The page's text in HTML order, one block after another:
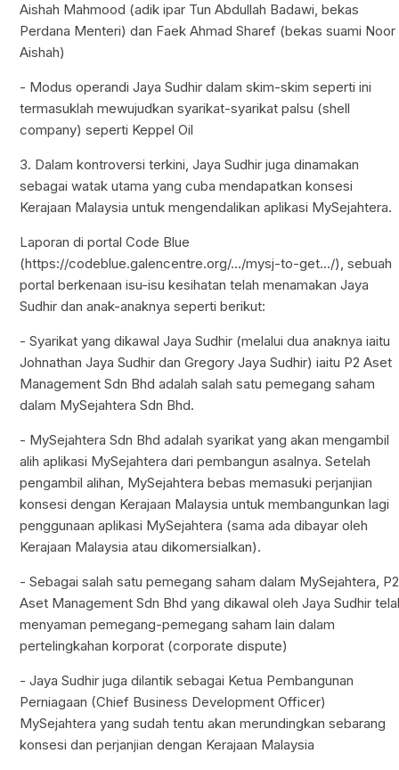
Aishah Mahmood (adik ipar Tun Abdullah Badawi, bekas
Perdana Menteri) dan Faek Ahmad Sharef (bekas suami Noor
Aishah)
- Modus operandi Jaya Sudhir dalam skim-skim seperti ini
termasuklah mewujudkan syarikat-syarikat palsu (shell
company) seperti Keppel Oil
3. Dalam kontroversi terkini, Jaya Sudhir juga dinamakan
sebagai watak utama yang cuba mendapatkan konsesi
Kerajaan Malaysia untuk mengendalikan aplikasi MySejahtera.
Laporan di portal Code Blue
(https://codeblue.galencentre.org/.../mysj-to-get.../), sebuah
portal berkenaan isu-isu kesihatan telah menamakan Jaya
Sudhir dan anak-anaknya seperti berikut:
- Syarikat yang dikawal Jaya Sudhir (melalui dua anaknya iaitu
Johnathan Jaya Sudhir dan Gregory Jaya Sudhir) iaitu P2 Aset
Management Sdn Bhd adalah salah satu pemegang saham
dalam MySejahtera Sdn Bhd.
- MySejahtera Sdn Bhd adalah syarikat yang akan mengambil
alih aplikasi MySejahtera dari pembangun asalnya. Setelah
pengambil alihan, MySejahtera bebas memasuki perjanjian
konsesi dengan Kerajaan Malaysia untuk membangunkan lagi
penggunaan aplikasi MySejahtera (sama ada dibayar oleh
Kerajaan Malaysia atau dikomersialkan).
- Sebagai salah satu pemegang saham dalam MySejahtera, P2
Aset Management Sdn Bhd yang dikawal oleh Jaya Sudhir
menyaman pemegang-pemegang saham lain dalam
pertelingkahan korporat (corporate dispute)
- Jaya Sudhir juga dilantik sebagai Ketua Pembangunan
Perniagaan (Chief Business Development Officer)
MySejahtera yang sudah tentu akan merundingkan sebarang
konsesi dan perjanjian dengan Kerajaan Malaysia